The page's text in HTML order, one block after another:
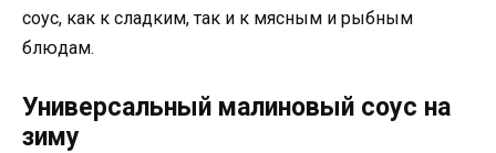
соус, как к сладким, так и к мясным и рыбным
блюдам.
Универсальный малиновый соус на
зиму